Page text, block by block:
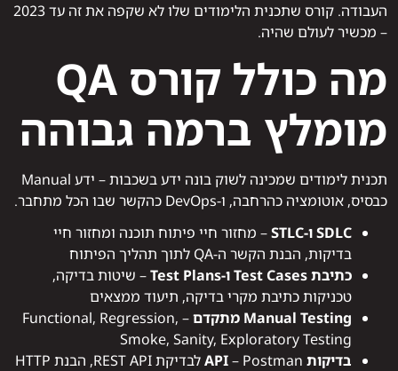
העבודה. קורס שתכנית הלימודים שלו לא שקפה את זה עד 2023
– מכשיר לעולם שהיה.
מה כולל קורס QA
מומלץ ברמה גבוהה
תכנית לימודים שמכינה לשוק בונה ידע בשכבות – ידע Manual
כבסיס, אוטומציה כהרחבה, ו-DevOps כהקשר שבו הכל מתחבר.
SDLC ו-STLC
– מחזור חיי פיתוח תוכנה ומחזור חיי
בדיקות, הבנת הקשר ה-QA לתוך תהליך הפיתוח
כתיבת Test Cases ו-Test Plans
– שיטות בדיקה,
טכניקות כתיבת מקרי בדיקה, תיעוד ממצאים
Manual Testing מתקדם
– Functional, Regression,
Smoke, Sanity, Exploratory Testing
בדיקות API
– Postman לבדיקת REST API, הבנת HTTP